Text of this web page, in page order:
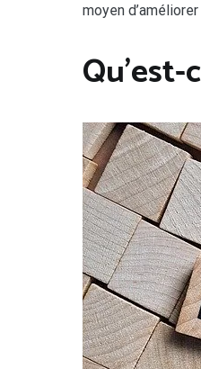
moyen
Qu’est-